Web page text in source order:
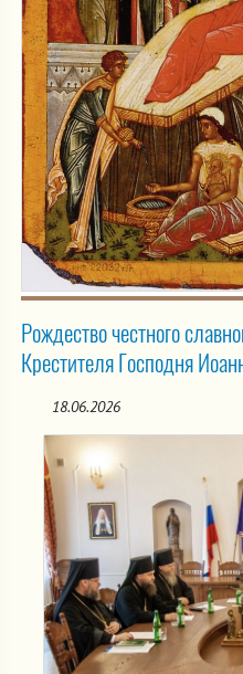
Рождество честного
Крестителя Господня
18.06.2026